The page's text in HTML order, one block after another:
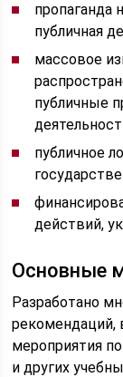
пропаганда
публичная
массовое
публичные
публичное
действий,
Основные
Разработано
рекомендаций,
мероприятия
и других